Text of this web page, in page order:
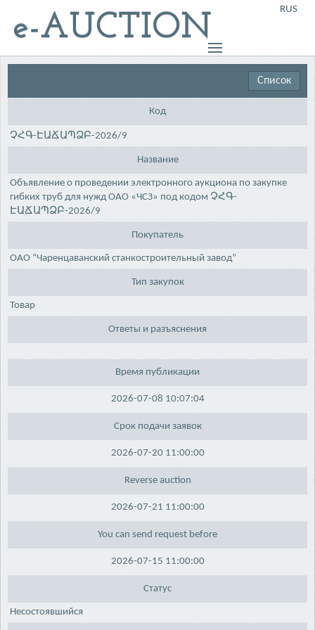
RUS
Список
Код
ՉՀԳ-ԷԱՃԱՊՁԲ-2026/9
Название
Объявление о проведении электронного аукциона по закупке
гибких труб для нужд ОАО «ЧСЗ» под кодом ՉՀԳ-
ԷԱՃԱՊՁԲ-2026/9
Покупатель
ОАО “Чаренцаванский станкостроительный завод”
Тип закупок
Товар
Ответы и разъяснения
Время публикации
2026-07-08 10:07:04
Срок подачи заявок
2026-07-20 11:00:00
Reverse auction
2026-07-21 11:00:00
You can send request before
2026-07-15 11:00:00
Статус
Несостоявшийся